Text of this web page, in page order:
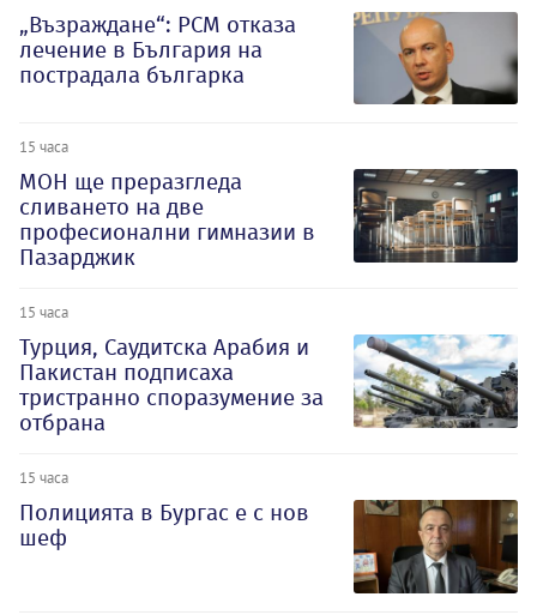
„Възраждане“: РСМ отказа
лечение в България на
пострадала българка
15 часа
МОН ще преразгледа
сливането на две
професионални гимназии в
Пазарджик
15 часа
Турция, Саудитска Арабия и
Пакистан подписаха
тристранно споразумение за
отбрана
15 часа
Полицията в Бургас е с нов
шеф